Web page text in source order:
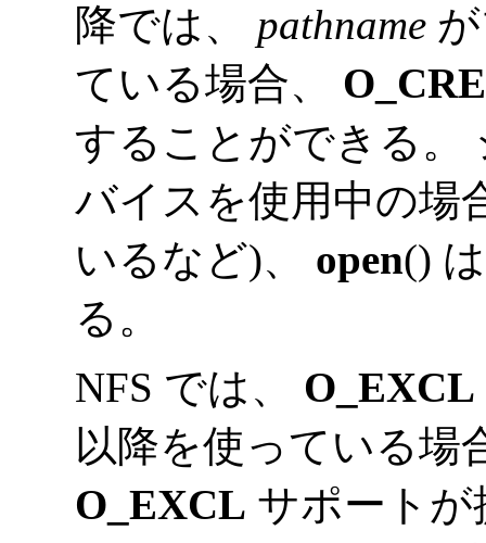
降では、 pathname
ている場合、
することができる。
バイスを使用中の場
いるなど)、 open()
る。
NFS では、 O_EXCL
以降を使っている場
O_EXCL サポートが